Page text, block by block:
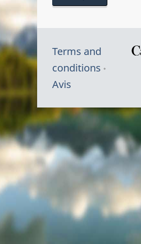
Terms and
conditions
Avis